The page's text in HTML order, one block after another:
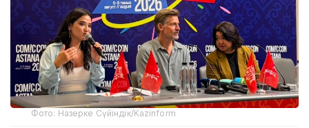
Фото: Назерке Сүйіндік/Kazinform